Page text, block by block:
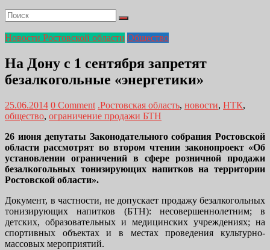
Новости Ростовской области Общество
На Дону с 1 сентября запретят
безалкогольные «энергетики»
25.06.2014 0 Comment .Ростовская область, новости, НТК,
общество, ограничение продажи БТН
26 июня депутаты Законодательного собрания Ростовской
области рассмотрят во втором чтении законопроект «Об
установлении ограничений в сфере розничной продажи
безалкогольных тонизирующих напитков на территории
Ростовской области».
Документ, в частности, не допускает продажу безалкогольных
тонизирующих напитков (БТН): несовершеннолетним; в
детских, образовательных и медицинских учреждениях; на
спортивных объектах и в местах проведения культурно-
массовых мероприятий.